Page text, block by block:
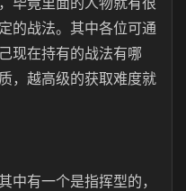
的战法。其中各位可通
现在持有的战法有哪
，越高级的获取难度就
中有一个是指挥型的，